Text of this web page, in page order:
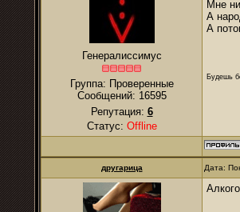
Генералиссимус
Группа: Проверенные
Сообщений: 16595
Репутация: 6
Статус: Offline
Мне
А
А
Будешь
другарица Дата: